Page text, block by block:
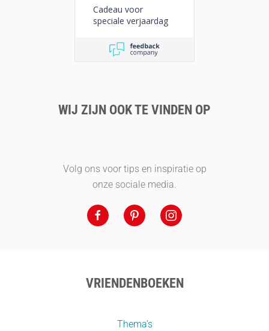
Cadeau voor
speciale verjaardag
WIJ ZIJN OOK TE VINDEN OP
Volg ons voor tips en inspiratie op
onze sociale media.
VRIENDENBOEKEN
Thema’s